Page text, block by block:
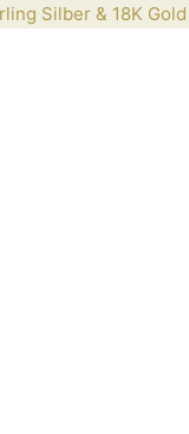
Silber & 18K